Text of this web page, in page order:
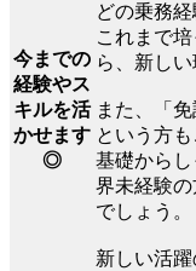
今までの
経験やス
キルを活
かせます
◎
どの乗務
これまで
ら、新し
また、「
という方
基礎から
界未経験
でしょう。
新しい活